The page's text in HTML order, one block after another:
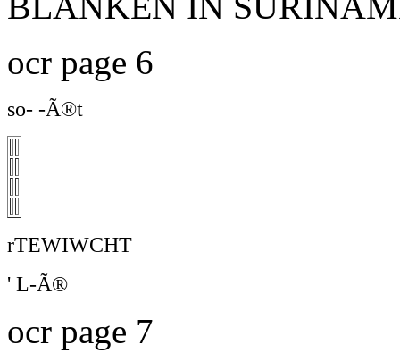
ocr page 6
so- -Ã®t
rTEWIWCHT
' L-Ã®
ocr page 7